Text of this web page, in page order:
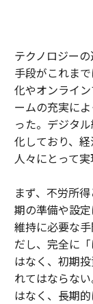
テクノロジー
手段がこれま
化やオンライ
ームの充実に
った。デジタ
化しており、
人々にとって
まず、不労所
期の準備や設
維持に必要な
だし、完全に
はなく、初期
れてはならな
はなく、長期